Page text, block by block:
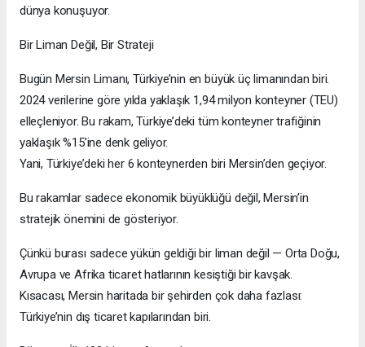
dünya konuşuyor.
Bir Liman Değil, Bir Strateji
Bugün Mersin Limanı, Türkiye’nin en büyük üç limanından biri.
2024 verilerine göre yılda yaklaşık 1,94 milyon konteyner (TEU)
elleçleniyor. Bu rakam, Türkiye’deki tüm konteyner trafiğinin
yaklaşık %15’ine denk geliyor.
Yani, Türkiye’deki her 6 konteynerden biri Mersin’den geçiyor.
Bu rakamlar sadece ekonomik büyüklüğü değil, Mersin’in
stratejik önemini de gösteriyor.
Çünkü burası sadece yükün geldiği bir liman değil — Orta Doğu,
Avrupa ve Afrika ticaret hatlarının kesiştiği bir kavşak.
Kısacası, Mersin haritada bir şehirden çok daha fazlası:
Türkiye’nin dış ticaret kapılarından biri.